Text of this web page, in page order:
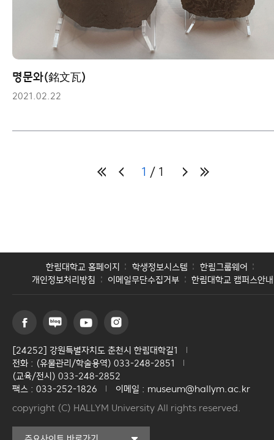
명문와(銘文瓦)
2021.02.22
1 1
한림대학교 홈페이지 학생정보시스템
한림그룹웨어
개인정보처리방침
이메일무단수집거부 한림대학교 캠퍼스안내
[24252] 강원특별자치도 춘천시 한림대학길1
전화 : (유물관리/학술용역) 033-248-2851
(교육/전시) 033-248-2852
팩스 : 033-252-1826
이메일 : museum@hallym.ac.kr
copyright (C) HALLYM University All rights reserved.
커뮤니티교육원